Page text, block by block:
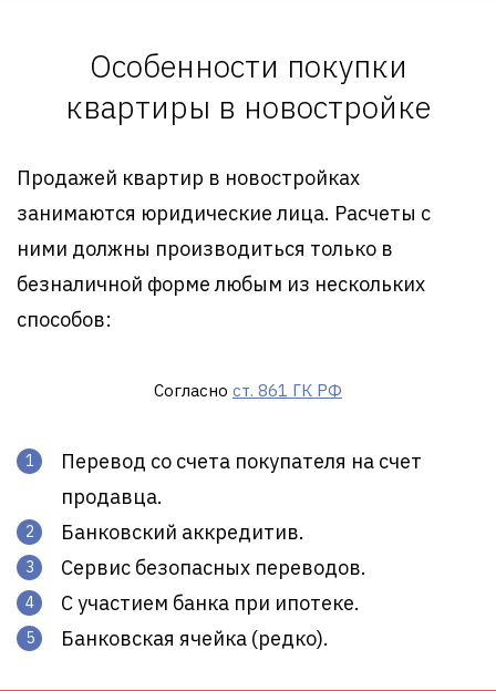
Особенности покупки
квартиры в новостройке
Продажей квартир в новостройках
занимаются юридические лица. Расчеты с
ними должны производиться только в
безналичной форме любым из нескольких
способов:
Согласно ст. 861 ГК РФ
Перевод со счета покупателя на счет
продавца.
Банковский аккредитив.
Сервис безопасных переводов.
С участием банка при ипотеке.
Банковская ячейка (редко).